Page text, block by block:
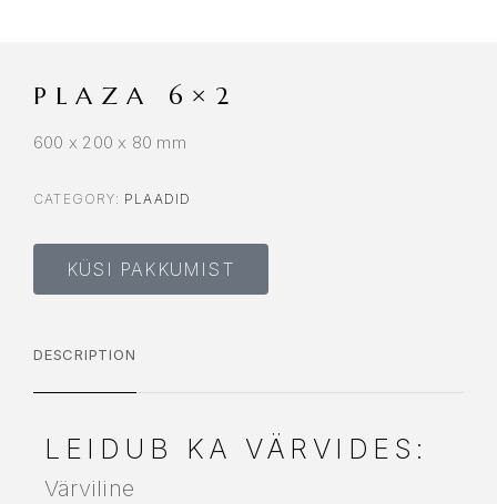
PLAZA 6×2
600 x 200 x 80 mm
CATEGORY: PLAADID
KÜSI PAKKUMIST
DESCRIPTION
LEIDUB KA VÄRVIDES:
Värviline